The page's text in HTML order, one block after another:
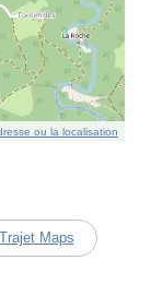
ou la localisation
Trajet Maps